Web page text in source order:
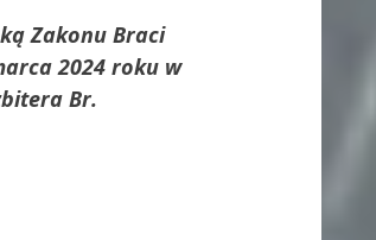
Zakonu Braci
2024 roku w
Br.